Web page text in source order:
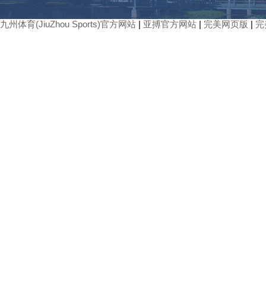
九州体育(JiuZhou Sports)官方网站 | 亚搏官方网站 | 完美网页版 |